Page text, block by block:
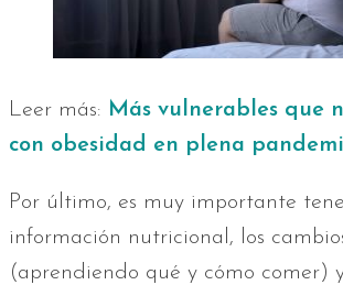
Leer más: Más vulnerables que
con obesidad en plena
Por último, es muy importante
información nutricional, los
(aprendiendo qué y cómo comer)